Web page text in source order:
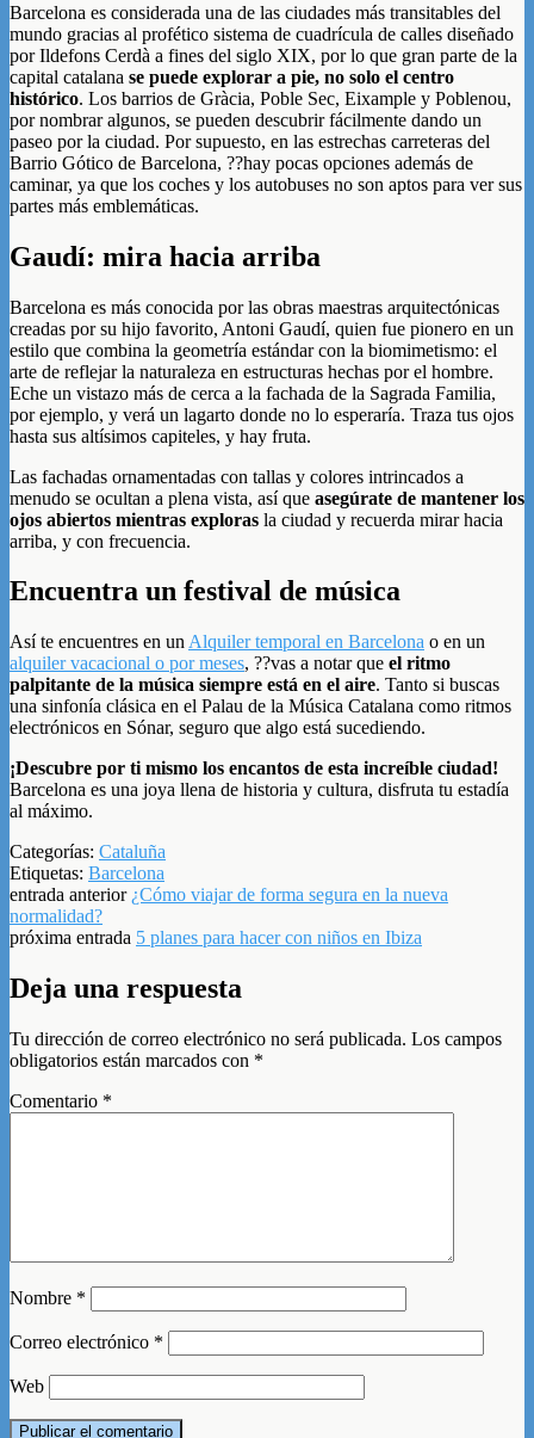
Barcelona es considerada una de las ciudades más transitables del
mundo gracias al profético sistema de cuadrícula de calles diseñado
por Ildefons Cerdà a fines del siglo XIX, por lo que gran parte de la
capital catalana se puede explorar a pie, no solo el centro
histórico. Los barrios de Gràcia, Poble Sec, Eixample y Poblenou,
por nombrar algunos, se pueden descubrir fácilmente dando un
paseo por la ciudad. Por supuesto, en las estrechas carreteras del
Barrio Gótico de Barcelona, ??hay pocas opciones además de
caminar, ya que los coches y los autobuses no son aptos para ver sus
partes más emblemáticas.
Gaudí: mira hacia arriba
Barcelona es más conocida por las obras maestras arquitectónicas
creadas por su hijo favorito, Antoni Gaudí, quien fue pionero en un
estilo que combina la geometría estándar con la biomimetismo: el
arte de reflejar la naturaleza en estructuras hechas por el hombre.
Eche un vistazo más de cerca a la fachada de la Sagrada Familia,
por ejemplo, y verá un lagarto donde no lo esperaría. Traza tus ojos
hasta sus altísimos capiteles, y hay fruta.
Las fachadas ornamentadas con tallas y colores intrincados a
menudo se ocultan a plena vista, así que asegúrate de mantener los
ojos abiertos mientras exploras la ciudad y recuerda mirar hacia
arriba, y con frecuencia.
Encuentra un festival de música
Así te encuentres en un Alquiler temporal en Barcelona o en un
alquiler vacacional o por meses, ??vas a notar que el ritmo
palpitante de la música siempre está en el aire. Tanto si buscas
una sinfonía clásica en el Palau de la Música Catalana como ritmos
electrónicos en Sónar, seguro que algo está sucediendo.
¡Descubre por ti mismo los encantos de esta increíble ciudad!
Barcelona es una joya llena de historia y cultura, disfruta tu estadía
al máximo.
Categorías: Cataluña
Etiquetas: Barcelona
entrada anterior ¿Cómo viajar de forma segura en la nueva
normalidad?
próxima entrada 5 planes para hacer con niños en Ibiza
Deja una respuesta
Tu dirección de correo electrónico no será publicada. Los campos
obligatorios están marcados con *
Comentario *
Nombre *
Correo electrónico *
Web